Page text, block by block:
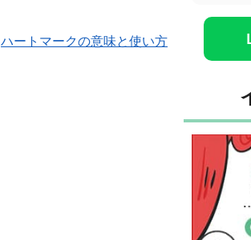
ハートマークの意味と使い方